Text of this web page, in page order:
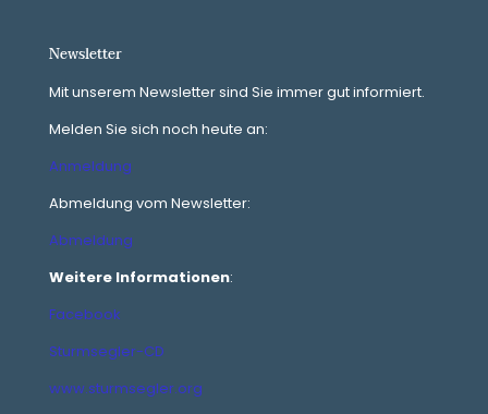
Newsletter
Mit unserem Newsletter sind Sie immer gut informiert.
Melden Sie sich noch heute an:
Anmeldung
Abmeldung vom Newsletter:
Abmeldung
Weitere Informationen:
Facebook
Sturmsegler-CD
www.sturmsegler.org